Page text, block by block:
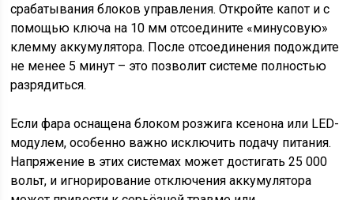
срабатывания блоков управления. Откройте капот и с
помощью ключа на 10 мм отсоедините «минусовую»
клемму аккумулятора. После отсоединения подождите
не менее 5 минут – это позволит системе полностью
разрядиться.
Если фара оснащена блоком розжига ксенона или LED-
модулем, особенно важно исключить подачу питания.
Напряжение в этих системах может достигать 25 000
вольт, и игнорирование отключения аккумулятора